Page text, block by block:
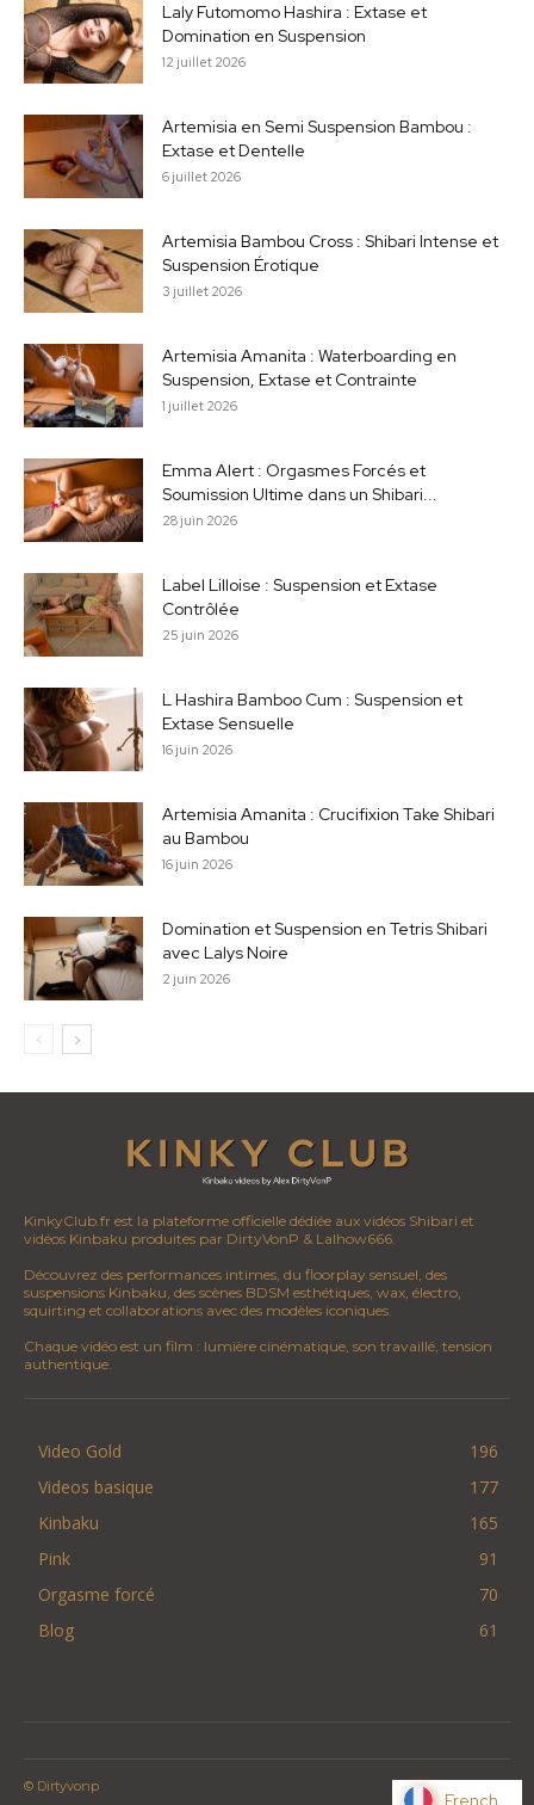
Laly Futomomo Hashira : Extase et
Domination en Suspension
12 juillet 2026
Artemisia en Semi Suspension Bambou :
Extase et Dentelle
6 juillet 2026
Artemisia Bambou Cross : Shibari Intense et
Suspension Érotique
3 juillet 2026
Artemisia Amanita : Waterboarding en
Suspension, Extase et Contrainte
1 juillet 2026
Emma Alert : Orgasmes Forcés et
Soumission Ultime dans un Shibari...
28 juin 2026
Label Lilloise : Suspension et Extase
Contrôlée
25 juin 2026
L Hashira Bamboo Cum : Suspension et
Extase Sensuelle
16 juin 2026
Artemisia Amanita : Crucifixion Take Shibari
au Bambou
16 juin 2026
Domination et Suspension en Tetris Shibari
avec Lalys Noire
2 juin 2026
KinkyClub.fr est la plateforme officielle dédiée aux vidéos Shibari et
vidéos Kinbaku produites par DirtyVonP & Lalhow666.
Découvrez des performances intimes, du floorplay sensuel, des
suspensions Kinbaku, des scènes BDSM esthétiques, wax, électro,
squirting et collaborations avec des modèles iconiques.
Chaque vidéo est un film : lumière cinématique, son travaillé, tension
authentique.
Video Gold
196
Videos basique
177
Kinbaku
165
Pink
91
Orgasme forcé
70
Blog
61
© Dirtyvonp
French
French